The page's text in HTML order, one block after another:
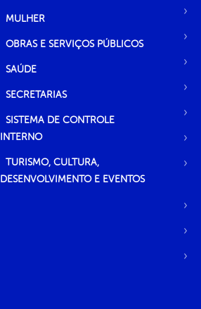
MULHER
OBRAS E SERVIÇOS PÚBLICOS
SAÚDE
SECRETARIAS
SISTEMA DE CONTROLE
INTERNO
TURISMO, CULTURA,
DESENVOLVIMENTO E EVENTOS